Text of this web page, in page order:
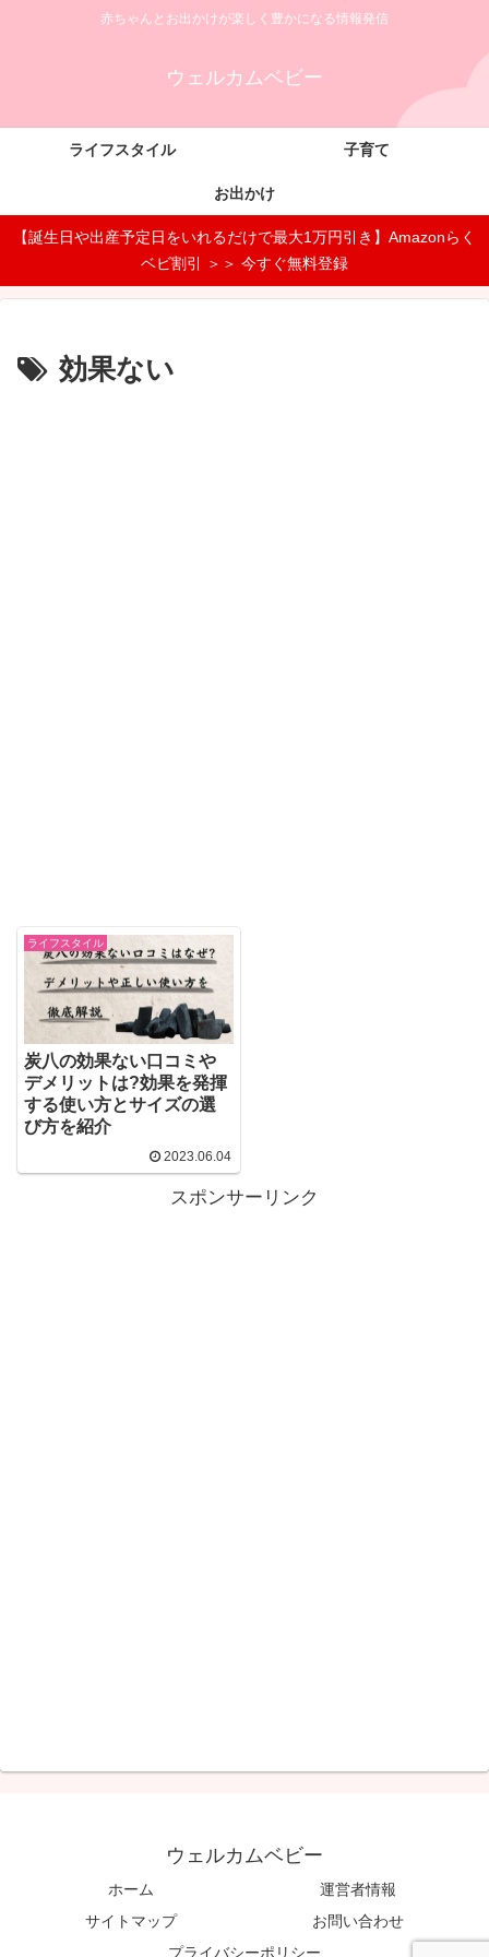
赤ちゃんとお出かけが楽しく豊かになる情報発信
ウェルカムベビー
ライフスタイル 子育て
お出かけ
【誕生日や出産予定日をいれるだけで最大1万円引き】Amazonらく
ベビ割引 ＞＞ 今すぐ無料登録
効果ない
ライフスタイル
炭八の効果ない口コミや
デメリットは?効果を発揮
する使い方とサイズの選
び方を紹介
2023.06.04
スポンサーリンク
ウェルカムベビー
ホーム
運営者情報
サイトマップ
お問い合わせ
プライバシーポリシー